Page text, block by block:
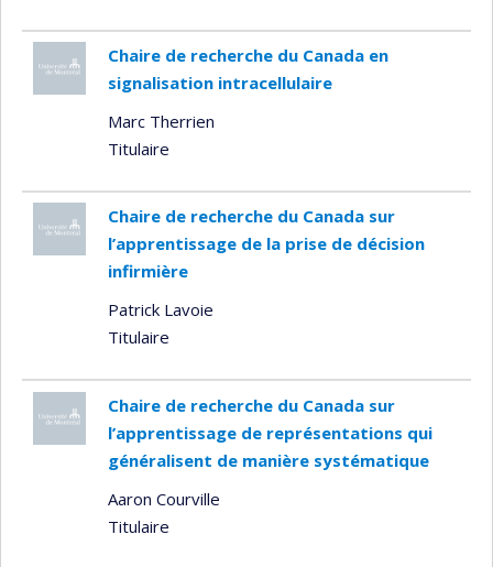
Chaire de recherche du Canada en
signalisation intracellulaire
Marc Therrien
Titulaire
Chaire de recherche du Canada sur
l’apprentissage de la prise de décision
infirmière
Patrick Lavoie
Titulaire
Chaire de recherche du Canada sur
l’apprentissage de représentations qui
généralisent de manière systématique
Aaron Courville
Titulaire